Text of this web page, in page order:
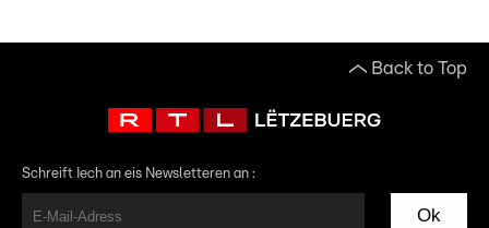
Back to Top
Schreift Iech an eis Newsletteren an :
Ok